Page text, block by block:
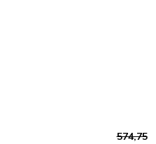
574,75